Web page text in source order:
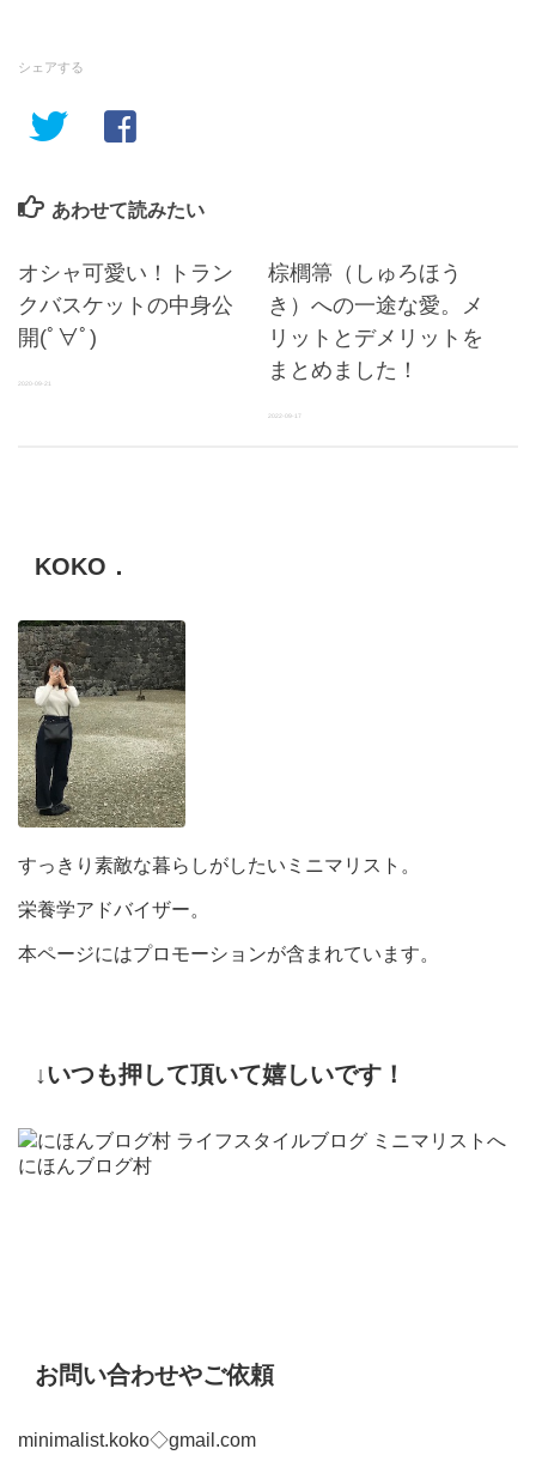
シェアする
あわせて読みたい
オシャ可愛い！トラン
クバスケットの中身公
開(ﾟ∀ﾟ)
2020-09-21
棕櫚箒（しゅろほう
き）への一途な愛。メ
リットとデメリットを
まとめました！
2022-09-17
KOKO．
すっきり素敵な暮らしがしたいミニマリスト。
栄養学アドバイザー。
本ページにはプロモーションが含まれています。
↓いつも押して頂いて嬉しいです！
にほんブログ村
お問い合わせやご依頼
minimalist.koko◇gmail.com